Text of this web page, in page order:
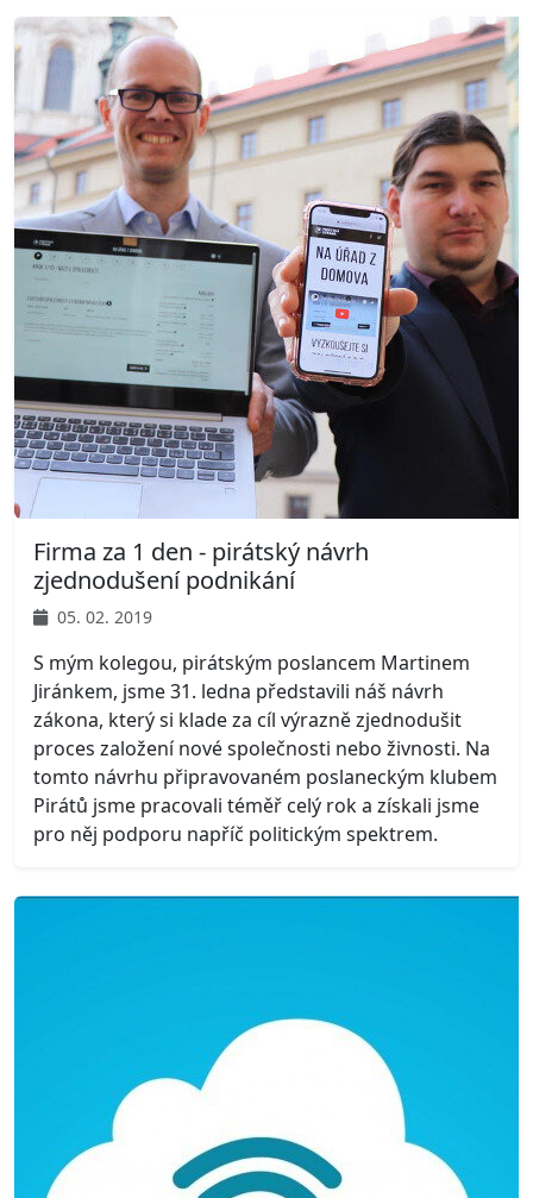
Firma za 1 den - pirátský návrh
zjednodušení podnikání
05. 02. 2019
S mým kolegou, pirátským poslancem Martinem
Jiránkem, jsme 31. ledna představili náš návrh
zákona, který si klade za cíl výrazně zjednodušit
proces založení nové společnosti nebo živnosti. Na
tomto návrhu připravovaném poslaneckým klubem
Pirátů jsme pracovali téměř celý rok a získali jsme
pro něj podporu napříč politickým spektrem.